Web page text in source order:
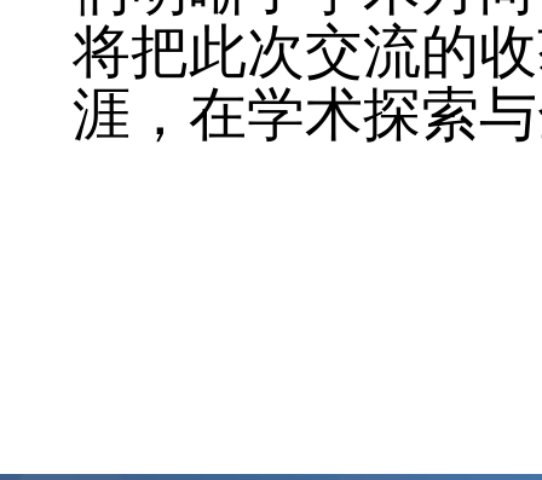
将把此次交流的
涯，在学术探索